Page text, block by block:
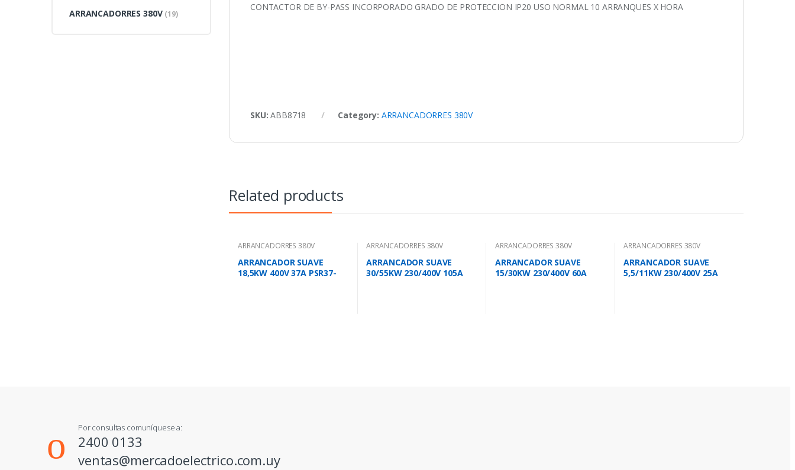
CONTACTOR DE BY-PASS INCORPORADO GRADO DE PROTECCION IP20 USO NORMAL 10 ARRANQUES X HORA
SKU:ABB8718 Category: ARRANCADORRES 380V
Related products
ARRANCADORRES 380V
ARRANCADOR SUAVE
18,5KW 400V 37A PSR37-
ARRANCADORRES 380V
ARRANCADOR SUAVE
30/55KW 230/400V 105A
ARRANCADORRES 380V
ARRANCADOR SUAVE
15/30KW 230/400V 60A
ARRANCADORRES 380V
ARRANCADOR SUAVE
5,5/11KW 230/400V 25A
ARRANCADORRES 380V (19)
Por consultas comuníquese a:
2400 0133
ventas@mercadoelectrico.com.uy